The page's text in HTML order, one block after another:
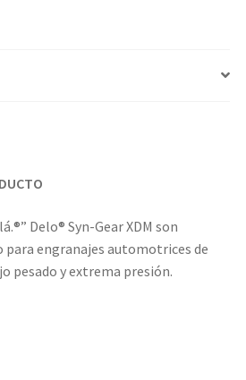
Delo® Syn-Gear XDM son
engranajes automotrices de
pesado y extrema presión.